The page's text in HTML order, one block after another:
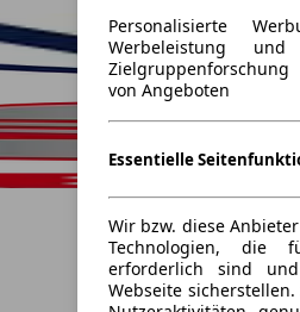
Personalisierte
Werbeleistung
von Angeboten
Essentielle
Wir bzw. diese
Technologien, die
erforderlich sind
Webseite